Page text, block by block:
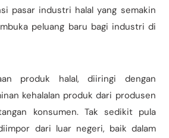
pasar industri halal yang semakin
peluang baru bagi industri di
produk halal, diiringi dengan
kehalalan produk dari produsen
konsumen. Tak sedikit pula
dari luar negeri, baik dalam